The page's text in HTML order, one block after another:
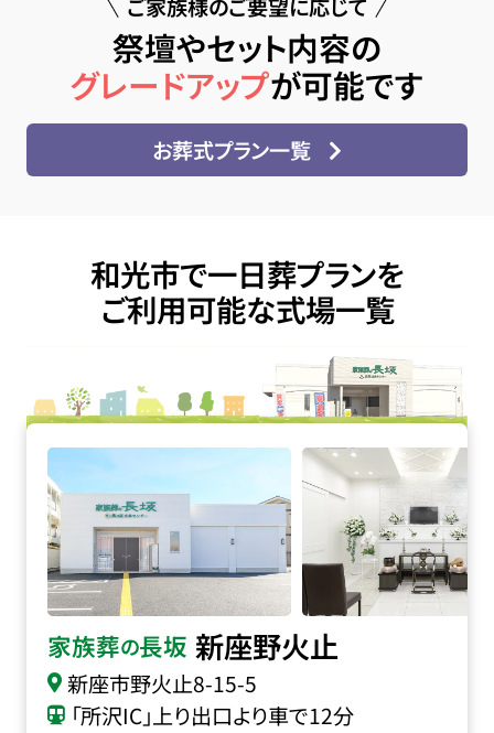
ご家族様のご要望に応じて
祭壇やセット内容の
グレードアップが可能です
お葬式プラン一覧
和光市で一日葬プランを
ご利用可能な式場一覧
家族葬の長坂 新座野火止
新座市野火止8-15-5
「所沢IC」上り出口より車で12分
家族葬の長坂 新座野火止の詳細へ